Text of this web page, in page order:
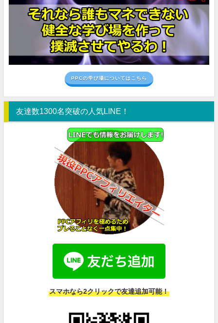
PPCの学び場についてはこちら
友達数1300名突破の人気LINE！
スマホなら2クリックで友達追加可能！